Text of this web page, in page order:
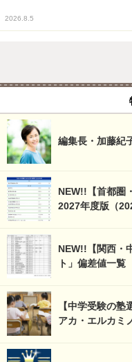
2026.8.5
編集長・加藤紀
NEW!!【首都圏
2027年度版（
NEW!!【関西・
ト」偏差値一覧
【中学受験の
アカ・エルカミ